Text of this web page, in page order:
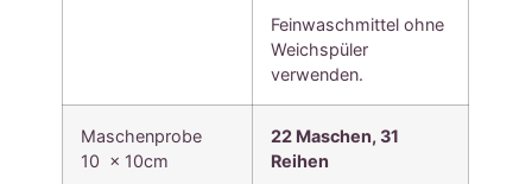
Feinwaschmittel ohne
Weichspüler
verwenden.
Maschenprobe
10 x 10cm
22 Maschen, 31
Reihen